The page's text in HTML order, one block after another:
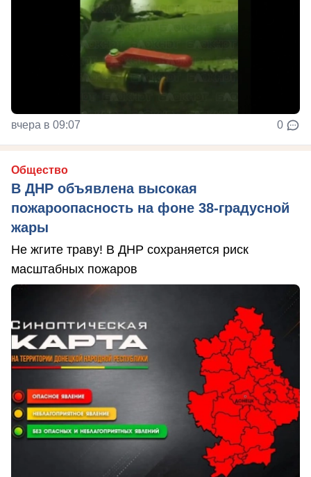
вчера в 09:07 0
Общество
В ДНР объявлена высокая
пожароопасность на фоне 38-градусной
жары
Не жгите траву! В ДНР сохраняется риск
масштабных пожаров